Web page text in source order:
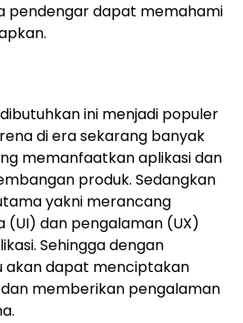
pendengar dapat memahami
ini menjadi populer
di era sekarang banyak
memanfaatkan aplikasi dan
produk. Sedangkan
yakni merancang
(UI) dan pengalaman (UX)
Sehingga dengan
akan dapat menciptakan
memberikan pengalaman